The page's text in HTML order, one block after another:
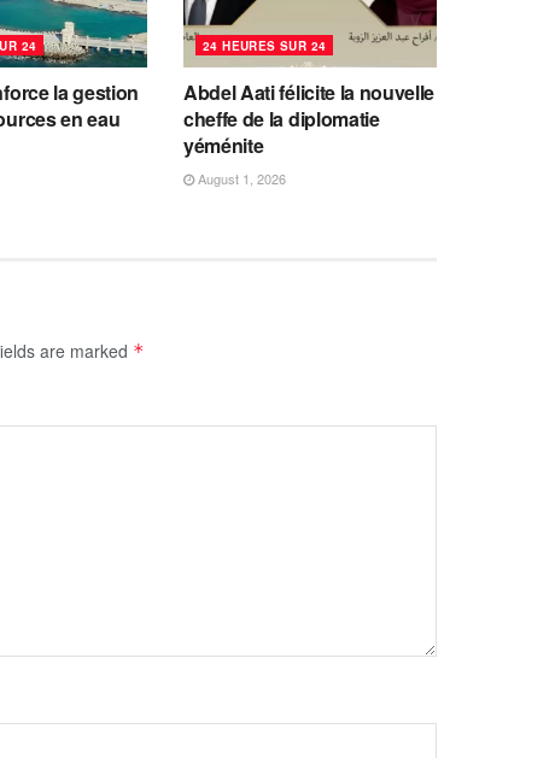
24
la gestion
en eau
24 HEURES SUR 24
Abdel Aati félicite la nouvelle
cheffe de la diplomatie
yéménite
August 1, 2026
are marked *